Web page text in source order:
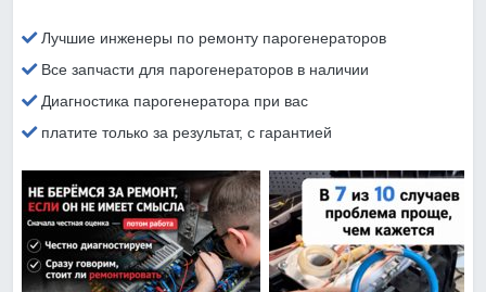
Лучшие инженеры по ремонту парогенераторов
Все запчасти для парогенераторов в наличии
Диагностика парогенератора при вас
платите только за результат, с гарантией